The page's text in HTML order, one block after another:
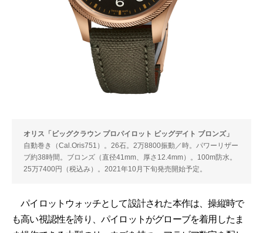
オリス「ビッグクラウン プロパイロット ビッグデイト ブロンズ」
自動巻き（Cal.Oris751）。26石。2万8800振動／時。パワーリザー
ブ約38時間。ブロンズ（直径41mm、厚さ12.4mm）。100m防水。
25万7400円（税込み）。2021年10月下旬発売開始予定。
パイロットウォッチとして設計された本作は、操縦時で
も高い視認性を誇り、パイロットがグローブを着用したま